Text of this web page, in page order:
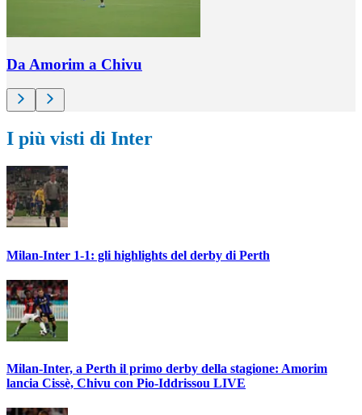
Da Amorim a Chivu
I più visti di Inter
Milan-Inter 1-1: gli highlights del derby di Perth
Milan-Inter, a Perth il primo derby della stagione: Amorim
lancia Cissè, Chivu con Pio-Iddrissou LIVE